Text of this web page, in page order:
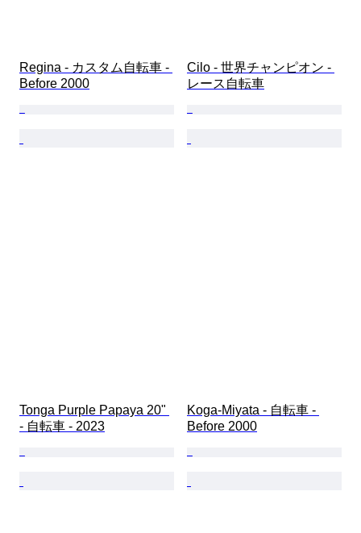
Regina - カスタム自転車 -
Before 2000
Cilo - 世界チャンピオン -
レース自転車
Tonga Purple Papaya 20"
- 自転車 - 2023
Koga-Miyata - 自転車 -
Before 2000